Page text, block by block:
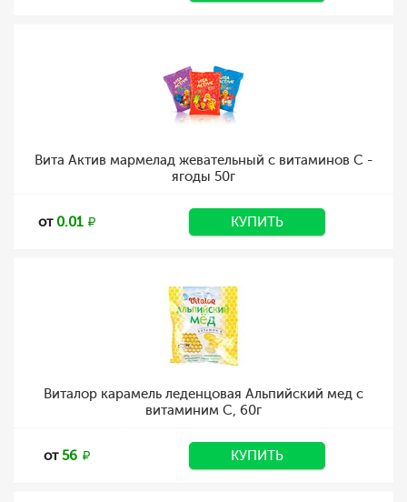
Вита Актив мармелад жевательный с витаминов С -
ягоды 50г
от 0.01 КУПИТЬ
Виталор карамель леденцовая Альпийский мед с
витаминим С, 60г
от56 КУПИТЬ